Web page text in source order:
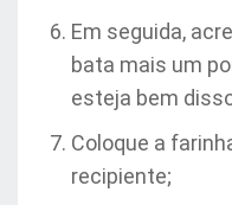
Em seguida,
bata mais um
esteja bem
Coloque a
recipiente;